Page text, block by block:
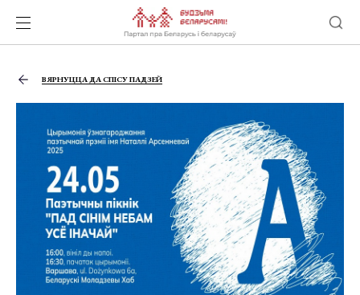
ВЯРНУЦЦА ДА СПІСУ ПАДЗЕЙ